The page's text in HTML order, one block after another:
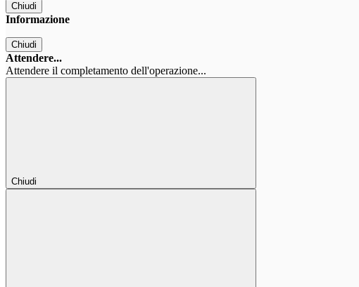
Chiudi
Informazione
Chiudi
Attendere...
Attendere il completamento dell'operazione...
Chiudi